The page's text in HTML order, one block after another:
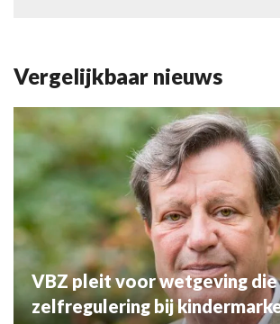
Vergelijkbaar nieuws
VBZ pleit voor wetgeving die
zelfregulering bij